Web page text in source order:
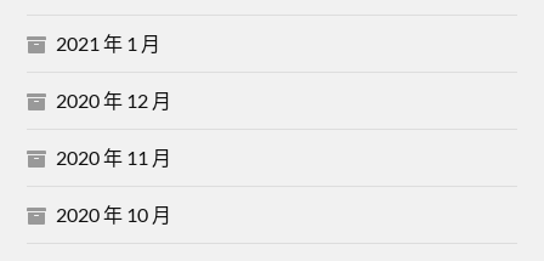
2021 年 1 月
2020 年 12 月
2020 年 11 月
2020 年 10 月